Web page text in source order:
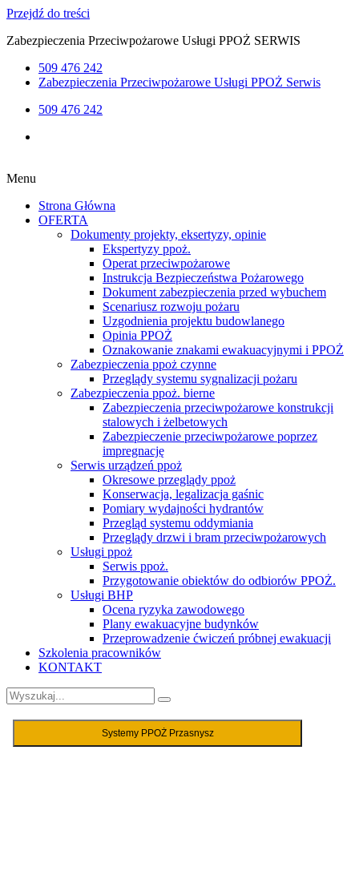
Przejdź do treści
Zabezpieczenia Przeciwpożarowe Usługi PPOŻ SERWIS
509 476 242
Zabezpieczenia Przeciwpożarowe Usługi PPOŻ Serwis
509 476 242
Menu
Strona Główna
OFERTA
Dokumenty projekty, eksertyzy, opinie
Ekspertyzy ppoż.
Operat przeciwpożarowe
Instrukcja Bezpieczeństwa Pożarowego
Dokument zabezpieczenia przed wybuchem
Scenariusz rozwoju pożaru
Uzgodnienia projektu budowlanego
Opinia PPOŻ
Oznakowanie znakami ewakuacyjnymi i PPOŻ
Zabezpieczenia ppoż czynne
Przeglądy systemu sygnalizacji pożaru
Zabezpieczenia ppoż. bierne
Zabezpieczenia przeciwpożarowe konstrukcji
stalowych i żelbetowych
Zabezpieczenie przeciwpożarowe poprzez
impregnację
Serwis urządzeń ppoż
Okresowe przeglądy ppoż
Konserwacja, legalizacja gaśnic
Pomiary wydajności hydrantów
Przegląd systemu oddymiania
Przeglądy drzwi i bram przeciwpożarowych
Usługi ppoż
Serwis ppoż.
Przygotowanie obiektów do odbiorów PPOŻ.
Usługi BHP
Ocena ryzyka zawodowego
Plany ewakuacyjne budynków
Przeprowadzenie ćwiczeń próbnej ewakuacji
Szkolenia pracowników
KONTAKT